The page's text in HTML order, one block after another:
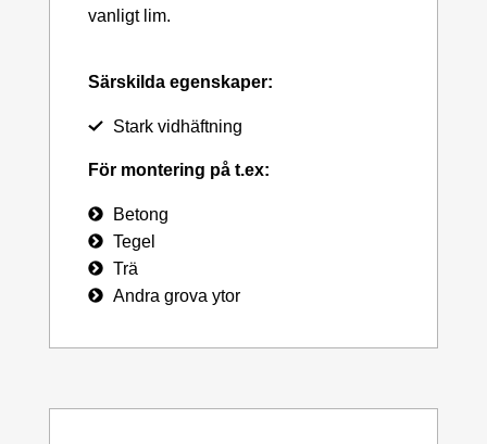
vanligt lim.
Särskilda egenskaper:
Stark vidhäftning
För montering på t.ex:
Betong
Tegel
Trä
Andra grova ytor